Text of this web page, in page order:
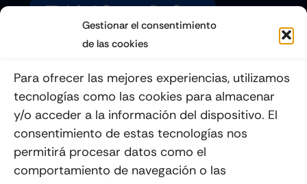
Gestionar el consentimiento
de las cookies
Para ofrecer las mejores experiencias, utilizamos
tecnologías como las cookies para almacenar
y/o acceder a la información del dispositivo. El
consentimiento de estas tecnologías nos
permitirá procesar datos como el
comportamiento de navegación o las
Info@quemoviles.com
Enviar